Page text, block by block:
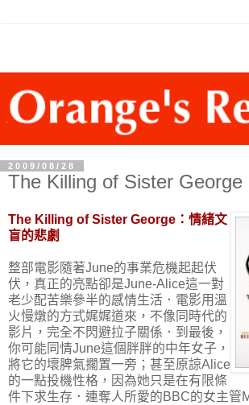
2009/08/28
The Killing of Sister George
The Killing of Sister George：情緒文
盲的悲劇
整部電影隨著June的事業危機起起伏
伏，真正的亮點卻是June-Alice這一對
老少配苦樂參半的感情生活．電影用溫
火慢燉的方式娓娓道來，不像同時代的
影片，完全不閃避拉子關係．到最後，
你可能同情June這個胖胖的中年女子，
將它的壞脾氣擱置一旁；甚至原諒Alice
的一點投機性格，因為她只是在有限條
件下求生存．連奪人所愛的BBC的女主管